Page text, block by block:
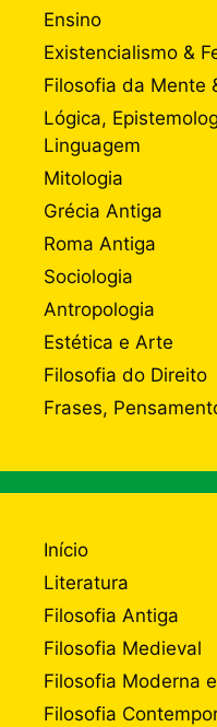
Ensino
Existencialismo &
Filosofia da Mente
Lógica,
Linguagem
Mitologia
Grécia Antiga
Roma Antiga
Sociologia
Antropologia
Estética e Arte
Filosofia do Direito
Frases,
Início
Literatura
Filosofia Antiga
Filosofia Medieval
Filosofia Moderna
Filosofia